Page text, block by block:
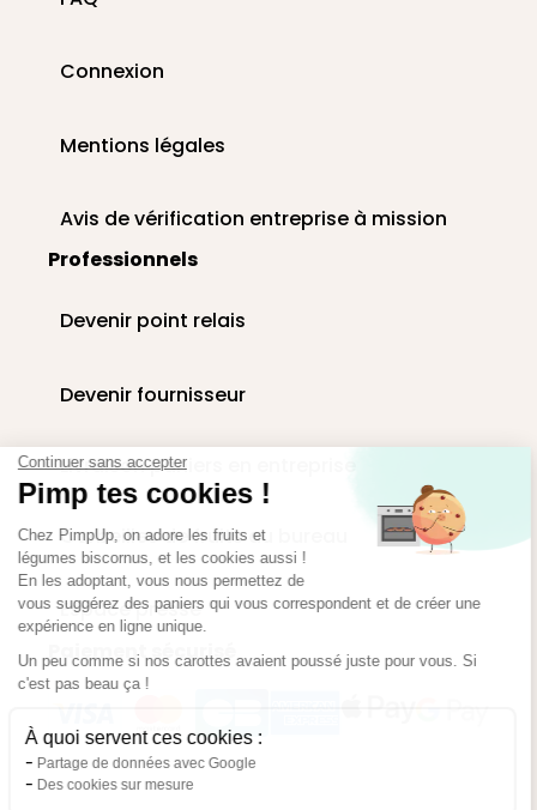
Continuer sans accepter
Pimp tes cookies !
Chez PimpUp, on adore les fruits et
légumes biscornus, et les cookies aussi !
En les adoptant, vous nous permettez de
vous suggérez des paniers qui vous correspondent et de créer une
expérience en ligne unique.
Un peu comme si nos carottes avaient poussé juste pour vous. Si
c'est pas beau ça !
À quoi servent ces cookies :
Partage de données avec Google
Des cookies sur mesure
Connexion
Mentions légales
Avis de vérification entreprise à mission
Professionnels
Devenir point relais
Devenir fournisseur
Livraison paniers en entreprise
Corbeilles de fruits au bureau
Espace presse
Paiement sécurisé